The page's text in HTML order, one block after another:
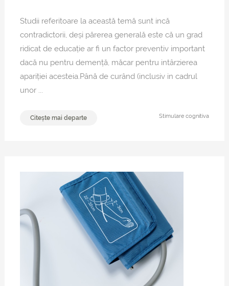
Studii referitoare la această temă sunt incă
contradictorii, deși părerea generală este că un grad
ridicat de educație ar fi un factor preventiv important
dacă nu pentru demență, măcar pentru intârzierea
apariției acesteia.Până de curând (inclusiv in cadrul
unor ...
Citește mai departe Stimulare cognitiva